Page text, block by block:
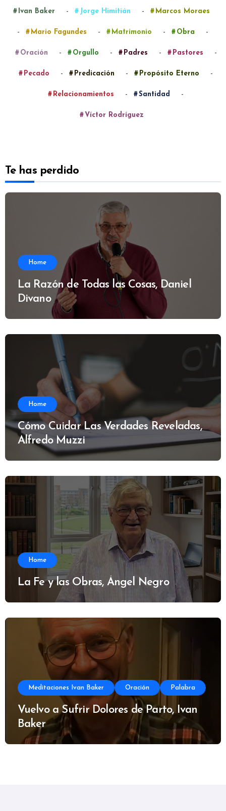
Ivan Baker - Jorge Himitián - Marcos Moraes
- Mario Fagundes - Matrimonio - Obra -
Oración - Orgullo - Padres - Pastores -
Pecado - Predicación - Propósito Eterno -
Relacionamientos - Santidad -
Víctor Rodríguez
Te has perdido
Home
La Razón de Todas las Cosas, Daniel
Divano
Home
Cómo Cuidar Las Verdades Reveladas,
Alfredo Muzzi
Home
La Fe y las Obras, Ángel Negro
Meditaciones Ivan Baker Oración Palabra
Vuelvo a Sufrir Dolores de Parto, Ivan
Baker